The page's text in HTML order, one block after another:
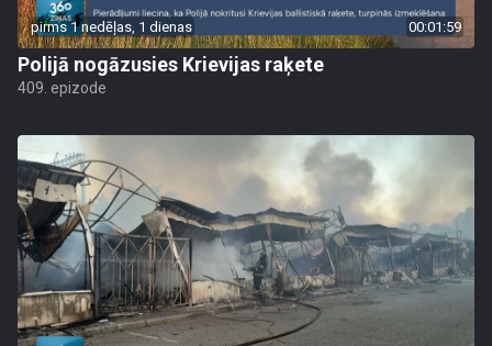
pirms 1 nedēļas, 1 dienas 00:01:59
Polijā nogāzusies Krievijas raķete
409. epizode